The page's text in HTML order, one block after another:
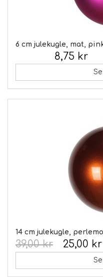
6 cm julekugle, mat,
8,75 kr
14 cm julekugle,
25,00 kr
39,00 kr